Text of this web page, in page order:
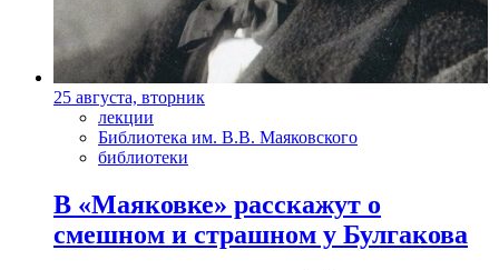
25 августа, вторник
лекции
Библиотека им. В.В. Маяковского
библиотеки
В «Маяковке» расскажут о
смешном и страшном у Булгакова